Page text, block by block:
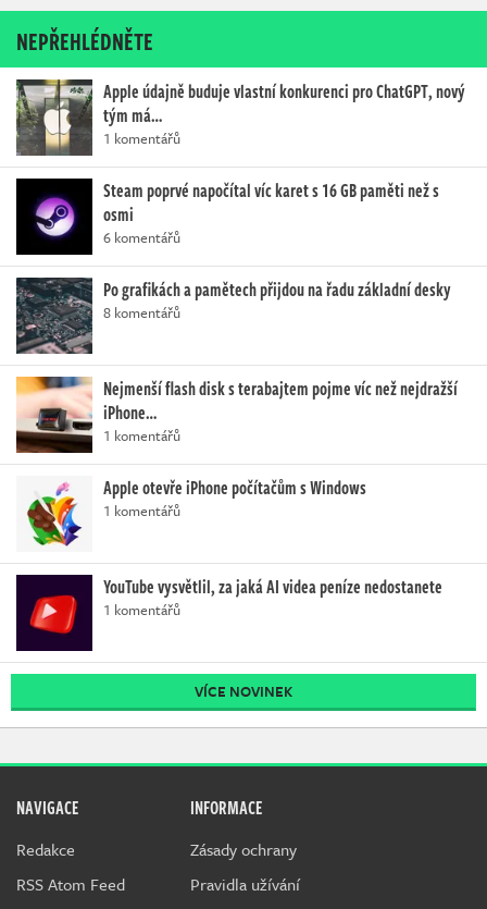
NEPŘEHLÉDNĚTE
Apple údajně buduje vlastní konkurenci pro ChatGPT, nový
tým má…
1 komentářů
Steam poprvé napočítal víc karet s 16 GB paměti než s
osmi
6 komentářů
Po grafikách a pamětech přijdou na řadu základní desky
8 komentářů
Nejmenší flash disk s terabajtem pojme víc než nejdražší
iPhone…
1 komentářů
Apple otevře iPhone počítačům s Windows
1 komentářů
YouTube vysvětlil, za jaká AI videa peníze nedostanete
1 komentářů
VÍCE NOVINEK
NAVIGACE
Redakce
RSS Atom Feed
INFORMACE
Zásady ochrany
Pravidla užívání